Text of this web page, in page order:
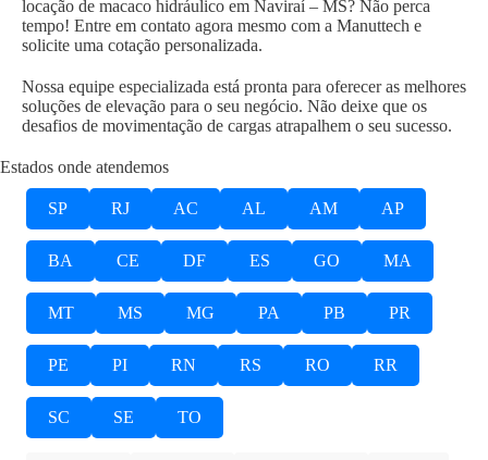
locação de macaco hidráulico em Naviraí – MS? Não perca
tempo! Entre em contato agora mesmo com a Manuttech e
solicite uma cotação personalizada.
Nossa equipe especializada está pronta para oferecer as melhores
soluções de elevação para o seu negócio. Não deixe que os
desafios de movimentação de cargas atrapalhem o seu sucesso.
Estados onde atendemos
SP RJ AC AL AM AP
BA CE DF ES GO MA
MT MS MG PA PB PR
PE PI RN RS RO RR
SC SE TO